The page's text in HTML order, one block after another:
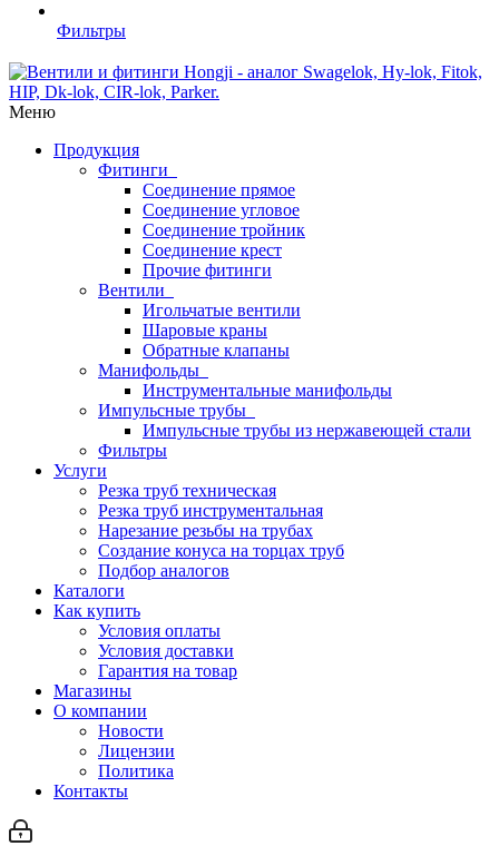
Фильтры
Меню
Продукция
Фитинги
Соединение прямое
Соединение угловое
Соединение тройник
Соединение крест
Прочие фитинги
Вентили
Игольчатые вентили
Шаровые краны
Обратные клапаны
Манифольды
Инструментальные манифольды
Импульсные трубы
Импульсные трубы из нержавеющей стали
Фильтры
Услуги
Резка труб техническая
Резка труб инструментальная
Нарезание резьбы на трубах
Создание конуса на торцах труб
Подбор аналогов
Каталоги
Как купить
Условия оплаты
Условия доставки
Гарантия на товар
Магазины
О компании
Новости
Лицензии
Политика
Контакты